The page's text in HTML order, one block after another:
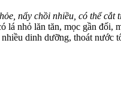
nẩy chồi nhiều, có thể
lá nhỏ lăn tăn, mọc gần
dinh dưỡng, thoát nước